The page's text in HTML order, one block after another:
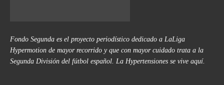
Fondo Segunda es el proyecto periodístico dedicado a LaLiga
Hypermotion de mayor recorrido y que con mayor cuidado trata a la
Segunda División del fútbol español. La Hypertensiones se vive aquí.